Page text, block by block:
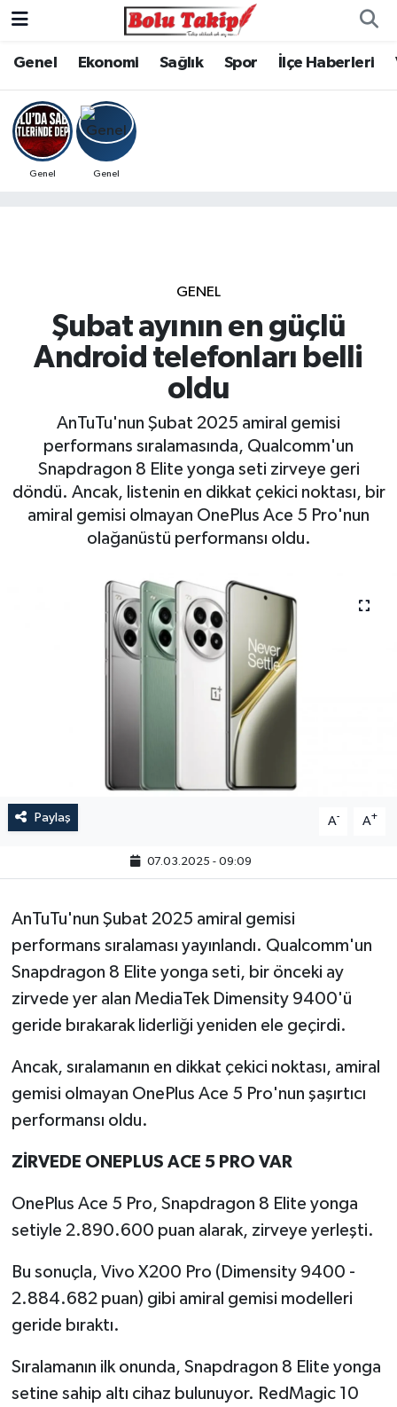
Genel Ekonomi Sağlık Spor İlçe Haberleri
Genel Genel
GENEL
Şubat ayının en güçlü
Android telefonları belli
oldu
AnTuTu'nun Şubat 2025 amiral gemisi
performans sıralamasında, Qualcomm'un
Snapdragon 8 Elite yonga seti zirveye geri
döndü. Ancak, listenin en dikkat çekici noktası, bir
amiral gemisi olmayan OnePlus Ace 5 Pro'nun
olağanüstü performansı oldu.
Paylaş A- A+
07.03.2025 - 09:09
AnTuTu'nun Şubat 2025 amiral gemisi
performans sıralaması yayınlandı. Qualcomm'un
Snapdragon 8 Elite yonga seti, bir önceki ay
zirvede yer alan MediaTek Dimensity 9400'ü
geride bırakarak liderliği yeniden ele geçirdi.
Ancak, sıralamanın en dikkat çekici noktası, amiral
gemisi olmayan OnePlus Ace 5 Pro'nun şaşırtıcı
performansı oldu.
ZİRVEDE ONEPLUS ACE 5 PRO VAR
OnePlus Ace 5 Pro, Snapdragon 8 Elite yonga
setiyle 2.890.600 puan alarak, zirveye yerleşti.
Bu sonuçla, Vivo X200 Pro (Dimensity 9400 -
2.884.682 puan) gibi amiral gemisi modelleri
geride bıraktı.
Sıralamanın ilk onunda, Snapdragon 8 Elite yonga
setine sahip altı cihaz bulunuyor. RedMagic 10